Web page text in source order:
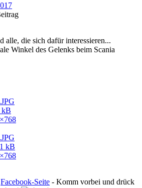
alle, die sich dafür interessieren...
Winkel des Gelenks beim Scania
kB
kB
Facebook-Seite - Komm vorbei und drück